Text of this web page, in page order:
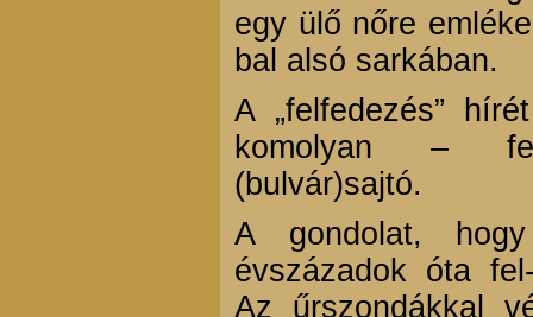
egy ülő nőre
bal alsó sarkában.
A „felfedezés”
komolyan –
(bulvár)sajtó.
A gondolat,
évszázadok óta
Az űrszondákkal